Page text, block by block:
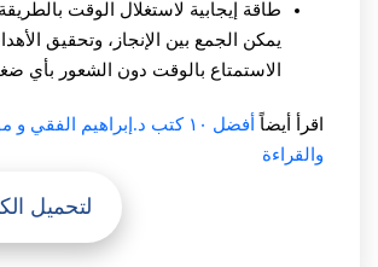
طاقة إيجابية لاستغلال الوقت
يمكن الجمع بين الإنجاز، وتحقيق
الاستمتاع بالوقت دون الشعور بأي
اقرأ أيضاً
أفضل ١٠ كتب د.إبراهيم الفقي
والقراءة
لتحميل